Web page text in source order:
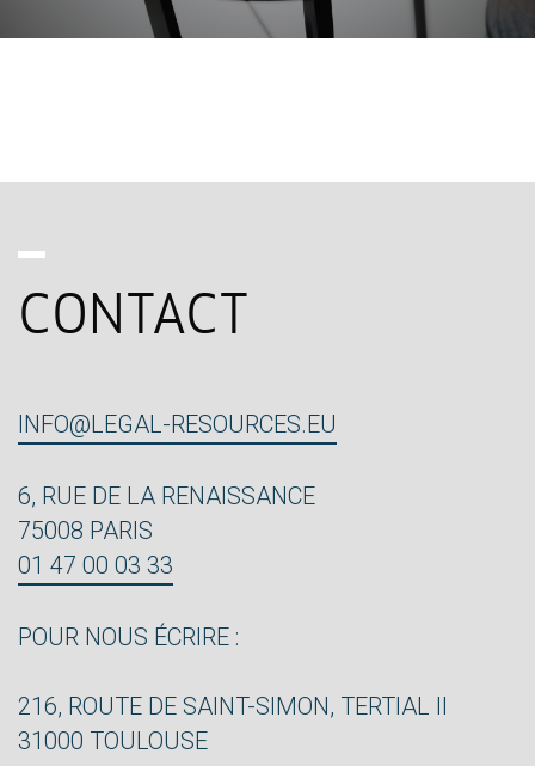
CONTACT
INFO@LEGAL-RESOURCES.EU
6, RUE DE LA RENAISSANCE
75008 PARIS
01 47 00 03 33
POUR NOUS ÉCRIRE :
216, ROUTE DE SAINT-SIMON, TERTIAL II
31000 TOULOUSE